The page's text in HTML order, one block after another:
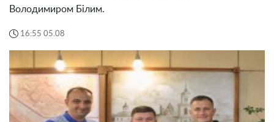
Володимиром Білим.
16:55 05.08